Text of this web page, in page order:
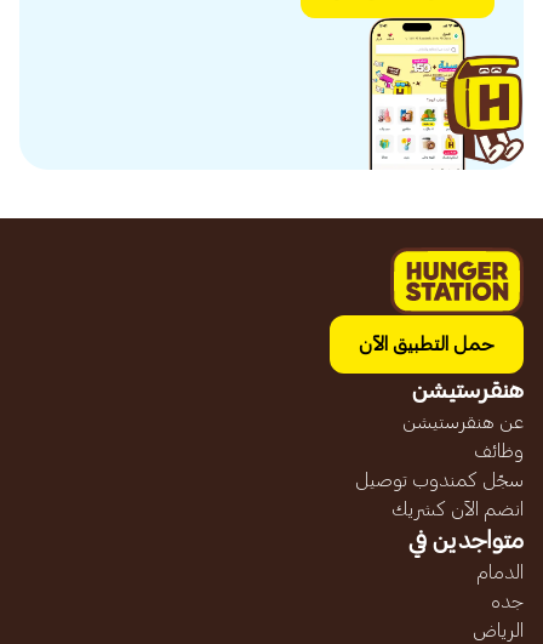
حمل التطبيق الآن
هنقرستيشن
عن هنقرستيشن
وظائف
سجّل كمندوب توصيل
انضم الآن كشريك
متواجدين في
الدمام
جده
الرياض